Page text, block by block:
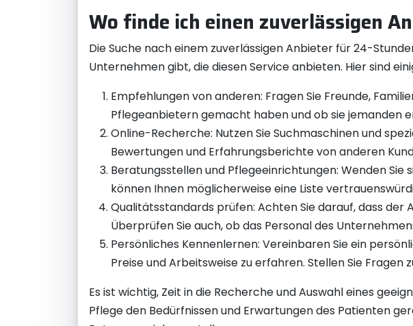
Wo finde ich einen zuverlässigen
Die Suche nach einem zuverlässigen Anbieter für 24-
Unternehmen gibt, die diesen Service anbieten. Hier sind
Empfehlungen von anderen: Fragen Sie Freunde,
Pflegeanbietern gemacht haben und ob sie jemanden
Online-Recherche: Nutzen Sie Suchmaschinen und
Bewertungen und Erfahrungsberichte von anderen
Beratungsstellen und Pflegeeinrichtungen: Wenden
können Ihnen möglicherweise eine Liste
Qualitätsstandards prüfen: Achten Sie darauf, dass
Überprüfen Sie auch, ob das Personal des
Persönliches Kennenlernen: Vereinbaren Sie ein
Preise und Arbeitsweise zu erfahren. Stellen Sie
Es ist wichtig, Zeit in die Recherche und Auswahl eines
Pflege den Bedürfnissen und Erwartungen des Patienten